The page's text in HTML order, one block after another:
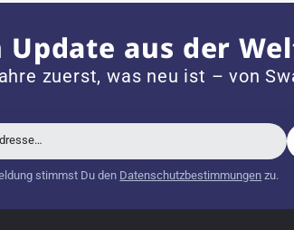
neuer Batterie und korrekt eingestellter
Jahr 1996 ist
Uhr. Vielen Dank :-)
Update aus der
zuerst, was neu ist – von
stimmst Du den Datenschutzbestimmungen zu.